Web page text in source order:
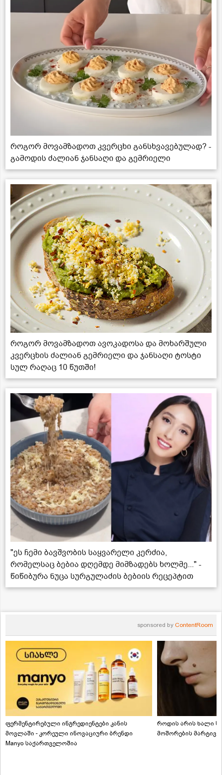
როგორ მოვამზადოთ კვერცხი განსხვავებულად? -
გამოდის ძალიან ჯანსაღი და გემრიელი
როგორ მოვამზადოთ ავოკადოსა და მოხარშული
კვერცხის ძალიან გემრიელი და ჯანსაღი ტოსტი
სულ რაღაც 10 წუთში!
"ეს ჩემი ბავშვობის საყვარელი კერძია,
რომელსაც ბებია დღემდე მიმზადებს ხოლმე..." -
წიწიბურა ნუცა სურგულაძის ბებიის რეცეპტით
sponsored by ContentRoom
ფერმენტირებული ინგრედიენტები კანის
მოვლაში - კორეული ინოვაციური ბრენდი
Manyo საქართველოშია
როდის არის ხალი
მოშორების